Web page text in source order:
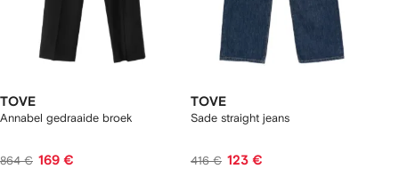
TOVE
Annabel gedraaide broek
864 € 169 €
TOVE
Sade straight jeans
416 € 123 €